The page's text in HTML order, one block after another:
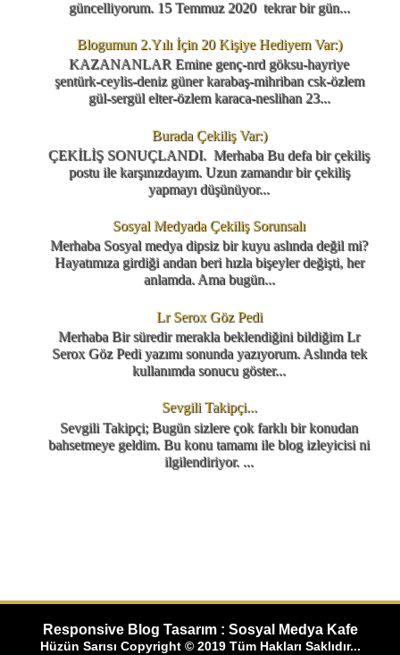
güncelliyorum. 15 Temmuz 2020 tekrar bir gün...
Blogumun 2.Yılı İçin 20 Kişiye Hediyem Var:)
KAZANANLAR Emine genç-nrd göksu-hayriye
şentürk-ceylis-deniz güner karabaş-mihriban csk-özlem
gül-sergül elter-özlem karaca-neslihan 23...
Burada Çekiliş Var:)
ÇEKİLİŞ SONUÇLANDI. Merhaba Bu defa bir çekiliş
postu ile karşınızdayım. Uzun zamandır bir çekiliş
yapmayı düşünüyor...
Sosyal Medyada Çekiliş Sorunsalı
Merhaba Sosyal medya dipsiz bir kuyu aslında değil mi?
Hayatımıza girdiği andan beri hızla bişeyler değişti, her
anlamda. Ama bugün...
Lr Serox Göz Pedi
Merhaba Bir süredir merakla beklendiğini bildiğim Lr
Serox Göz Pedi yazımı sonunda yazıyorum. Aslında tek
kullanımda sonucu göster...
Sevgili Takipçi...
Sevgili Takipçi; Bugün sizlere çok farklı bir konudan
bahsetmeye geldim. Bu konu tamamı ile blog izleyicisi ni
ilgilendiriyor. ...
Responsive Blog Tasarım : Sosyal Medya Kafe
Hüzün Sarısı Copyright © 2019 Tüm Hakları Saklıdır...